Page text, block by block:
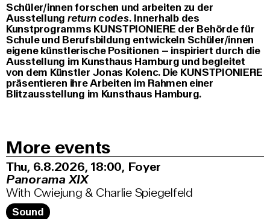
Schüler/innen forschen und arbeiten zu der
Ausstellung return codes. Innerhalb des
Kunstprogramms KUNSTPIONIERE der Behörde für
Schule und Berufsbildung entwickeln Schüler/innen
eigene künstlerische Positionen – inspiriert durch die
Ausstellung im Kunsthaus Hamburg und begleitet
von dem Künstler Jonas Kolenc. Die KUNSTPIONIERE
präsentieren ihre Arbeiten im Rahmen einer
Blitzausstellung im Kunsthaus Hamburg.
More events
Thu, 6.8.2026 18:00, Foyer
Panorama XIX
With Cwiejung & Charlie Spiegelfeld
Sound